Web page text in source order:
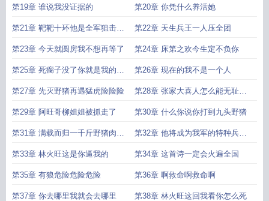
告 了
第19章 谁说我没证据的 第20章 你凭什么养活她
第21章 靶靶十环他是全军狙击神
射手
第22章 天生兵王一人压全团
第23章 今天就圆房我不想再等了 第24章 床第之欢今生定不负你
第25章 死瘸子没了你就是我的媳
妇
第26章 现在的我不是一个人
第27章 先灭野猪再遇猛虎险险险 第28章 张家大喜人怎么能无耻成
这样
第29章 阿旺哥柳姐姐被抓走了 第30章 什么你说你打到九头野猪
第31章 满载而归一千斤野猪肉的
威力
第32章 他将成为我军的特种兵之
父
第33章 林火旺这是你逼我的 第34章 这首诗一定会火遍全国
第35章 有狼危险危险危险 第36章 啊救命啊救命啊
第37章 你去哪里我就会去哪里 第38章 林火旺这回我看你怎么死